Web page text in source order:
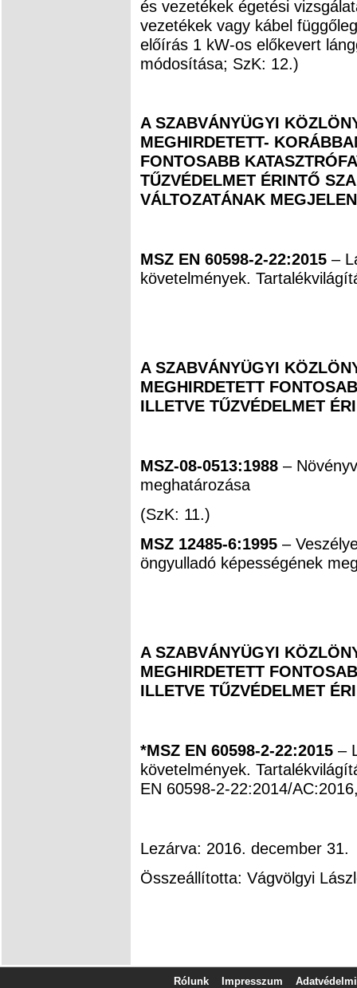
és vezetékek égetési
vezetékek vagy kábel
előírás 1 kW-os előkevert
módosítása; SzK: 12.)
A SZABVÁNYÜGYI
MEGHIRDETETT-
FONTOSABB
TŰZVÉDELMET ÉRINTŐ
VÁLTOZATÁNAK
MSZ EN 60598-2-22:2015–
követelmények.
A SZABVÁNYÜGYI
MEGHIRDETETT
ILLETVE TŰZVÉDELMET
MSZ-08-0513:1988–
meghatározása
(SzK: 11.)
MSZ 12485-6:1995–
öngyulladó képességének
A SZABVÁNYÜGYI
MEGHIRDETETT
ILLETVE TŰZVÉDELMET
*MSZ EN 60598-2-22:2015–
követelmények.
EN 60598-2-22:2014/
Lezárva: 2016. december 31.
Összeállította: Vágvölgyi
Rólunk Impresszum